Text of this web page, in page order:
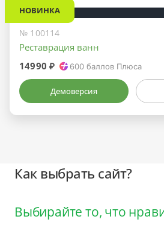
НОВИНКА
№ 100114
Реставрация ванн
14990 ₽
600 баллов Плюса
Демоверсия
Как выбрать сайт?
Выбирайте то, что